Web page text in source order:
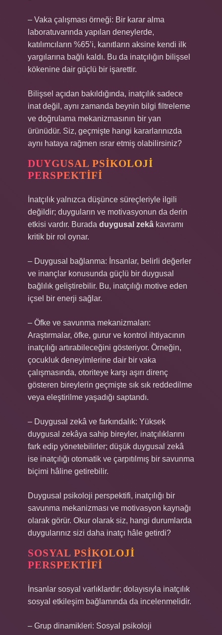
– Vaka çalışması örneği: Bir karar alma
laboratuvarında yapılan deneylerde,
katılımcıların %65’i, kanıtların aksine kendi ilk
yargılarına bağlı kaldı. Bu da inatçılığın bilişsel
kökenine dair güçlü bir işarettir.
Bilişsel açıdan bakıldığında, inatçılık sadece
inat değil, aynı zamanda beynin bilgi filtreleme
ve doğrulama mekanizmasının bir yan
ürünüdür. Siz, geçmişte hangi kararlarınızda
aynı hataya rağmen ısrar etmiş olabilirsiniz?
DUYGUSAL PSIKOLOJI
PERSPEKTIFI
İnatçılık yalnızca düşünce süreçleriyle ilgili
değildir; duyguların ve motivasyonun da derin
etkisi vardır. Burada duygusal zekâ kavramı
kritik bir rol oynar.
– Duygusal bağlanma: İnsanlar, belirli değerler
ve inançlar konusunda güçlü bir duygusal
bağlılık geliştirebilir. Bu, inatçılığı motive eden
içsel bir enerji sağlar.
– Öfke ve savunma mekanizmaları:
Araştırmalar, öfke, gurur ve kontrol ihtiyacının
inatçılığı artırabileceğini gösteriyor. Örneğin,
çocukluk deneyimlerine dair bir vaka
çalışmasında, otoriteye karşı aşırı direnç
gösteren bireylerin geçmişte sık sık reddedilme
veya eleştirilme yaşadığı saptandı.
– Duygusal zekâ ve farkındalık: Yüksek
duygusal zekâya sahip bireyler, inatçılıklarını
fark edip yönetebilirler; düşük duygusal zekâ
ise inatçılığı otomatik ve çarpıtılmış bir savunma
biçimi hâline getirebilir.
Duygusal psikoloji perspektifi, inatçılığı bir
savunma mekanizması ve motivasyon kaynağı
olarak görür. Okur olarak siz, hangi durumlarda
duygularınız sizi daha inatçı hâle getirdi?
SOSYAL PSIKOLOJI
PERSPEKTIFI
İnsanlar sosyal varlıklardır; dolayısıyla inatçılık
sosyal etkileşim bağlamında da incelenmelidir.
– Grup dinamikleri: Sosyal psikoloji